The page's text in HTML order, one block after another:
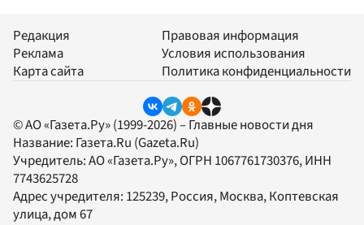
Редакция
Реклама
Карта сайта
Правовая информация
Условия использования
Политика конфиденциальности
© АО «Газета.Ру» (1999-2026) – Главные новости дня
Название: Газета.Ru (Gazeta.Ru)
Учредитель:АО «Газета.Ру», ОГРН 1067761730376, ИНН
7743625728
Адрес учредителя: 125239, Россия, Москва, Коптевская
улица, дом 67